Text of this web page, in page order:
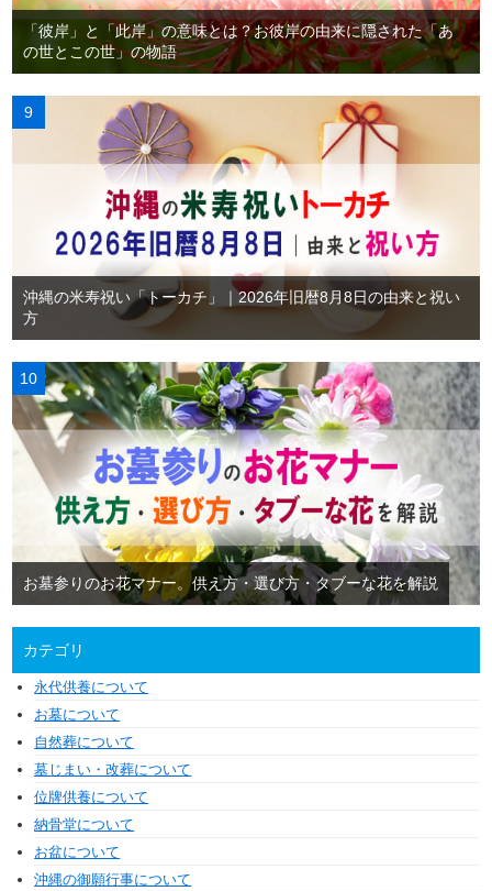
「彼岸」と「此岸」の意味とは？お彼岸の由来に隠された「あ
の世とこの世」の物語
沖縄の米寿祝い「トーカチ」｜2026年旧暦8月8日の由来と祝い
方
お墓参りのお花マナー。供え方・選び方・タブーな花を解説
カテゴリ
永代供養について
お墓について
自然葬について
墓じまい・改葬について
位牌供養について
納骨堂について
お盆について
沖縄の御願行事について